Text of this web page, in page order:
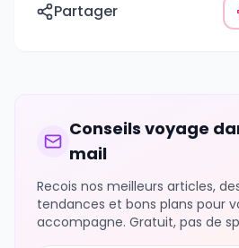
Partager
Conseils voyage
mail
Recois nos meilleurs articles,
tendances et bons plans pour
accompagne. Gratuit, pas de